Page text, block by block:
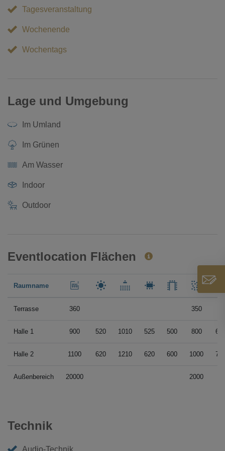
Tagesveranstaltung
Wochenende
Wochentags
Lage und Umgebung
Im Umland
Im Grünen
Am Wasser
Indoor
Outdoor
Eventlocation Flächen
Raumname
Terrasse 360 350
Halle 1 900 520 1010 525 500 800
Halle 2 1100 620 1210 620 600 1000
Außenbereich 20000 2000
Technik
Audio-Technik